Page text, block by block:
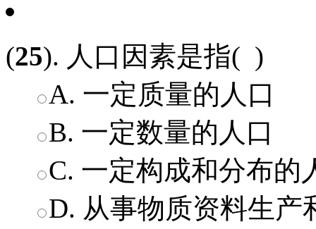
(25). 人口因素是指( )
A. 一定质量的人口
B. 一定数量的人口
C. 一定构成和分布的
D. 从事物质资料生产